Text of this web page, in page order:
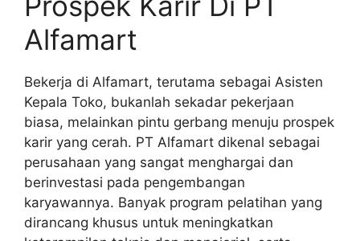
Alfamart
Bekerja di Alfamart, terutama sebagai Asisten
Kepala Toko, bukanlah sekadar pekerjaan
biasa, melainkan pintu gerbang menuju prospek
karir yang cerah. PT Alfamart dikenal sebagai
perusahaan yang sangat menghargai dan
berinvestasi pada pengembangan
karyawannya. Banyak program pelatihan yang
dirancang khusus untuk meningkatkan